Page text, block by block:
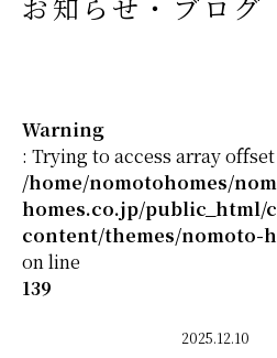
Warning
: Trying to access array
/home/nomotohomes/
homes.co.jp/public_html/
content/themes/nomoto-
on line
139
2025.12.10